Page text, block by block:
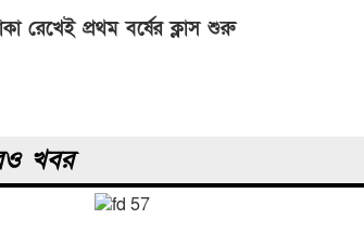
রেখেই প্রথম বর্ষের ক্লাস শুরু
খবর